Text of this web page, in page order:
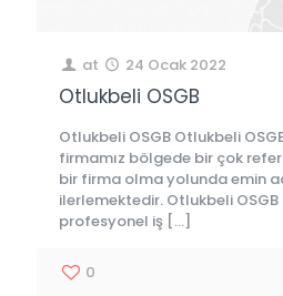
at 24 Ocak 2022
Otlukbeli OSGB
Otlukbeli OSGB Otlukbeli
firmamız bölgede bir çok
bir firma olma yolunda emin
ilerlemektedir. Otlukbeli
profesyonel iş […]
0